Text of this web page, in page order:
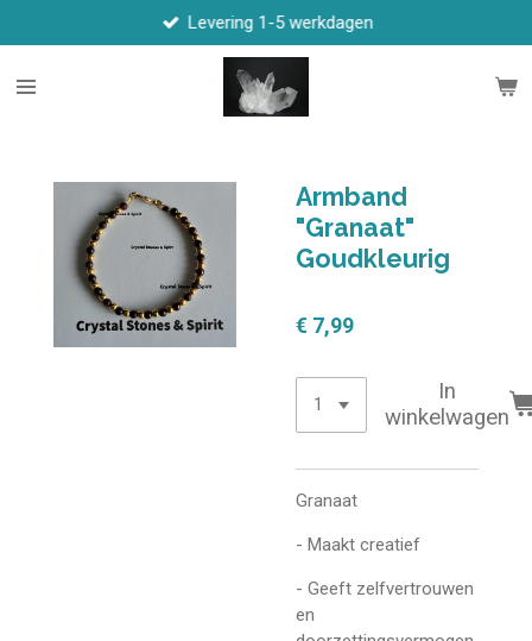
direct
naar
Levering 1-5 werkdagen
Armband
"Granaat"
Goudkleurig
€ 7,99
In
winkelwagen
Granaat
- Maakt creatief
- Geeft zelfvertrouwen
en